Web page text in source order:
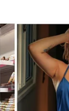
Is A Sight To
Yard –